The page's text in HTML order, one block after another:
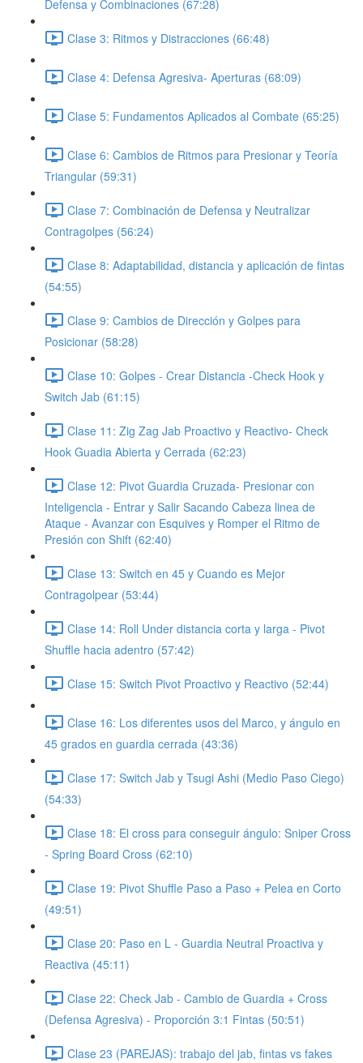
Defensa y Combinaciones (67:28)
Clase 3: Ritmos y Distracciones (66:48)
Clase 4: Defensa Agresiva- Aperturas (68:09)
Clase 5: Fundamentos Aplicados al Combate (65:25)
Clase 6: Cambios de Ritmos para Presionar y Teoría
Triangular (59:31)
Clase 7: Combinación de Defensa y Neutralizar
Contragolpes (56:24)
Clase 8: Adaptabilidad, distancia y aplicación de fintas
(54:55)
Clase 9: Cambios de Dirección y Golpes para
Posicionar (58:28)
Clase 10: Golpes - Crear Distancia -Check Hook y
Switch Jab (61:15)
Clase 11: Zig Zag Jab Proactivo y Reactivo- Check
Hook Guadia Abierta y Cerrada (62:23)
Clase 12: Pivot Guardia Cruzada- Presionar con
Inteligencia - Entrar y Salir Sacando Cabeza linea de
Ataque - Avanzar con Esquives y Romper el Ritmo de
Presión con Shift (62:40)
Clase 13: Switch en 45 y Cuando es Mejor
Contragolpear (53:44)
Clase 14: Roll Under distancia corta y larga - Pivot
Shuffle hacia adentro (57:42)
Clase 15: Switch Pivot Proactivo y Reactivo (52:44)
Clase 16: Los diferentes usos del Marco, y ángulo en
45 grados en guardia cerrada (43:36)
Clase 17: Switch Jab y Tsugi Ashi (Medio Paso Ciego)
(54:33)
Clase 18: El cross para conseguir ángulo: Sniper Cross
- Spring Board Cross (62:10)
Clase 19: Pivot Shuffle Paso a Paso + Pelea en Corto
(49:51)
Clase 20: Paso en L - Guardia Neutral Proactiva y
Reactiva (45:11)
Clase 22: Check Jab - Cambio de Guardia + Cross
(Defensa Agresiva) - Proporción 3:1 Fintas (50:51)
Clase 23 (PAREJAS): trabajo del jab, fintas vs fakes